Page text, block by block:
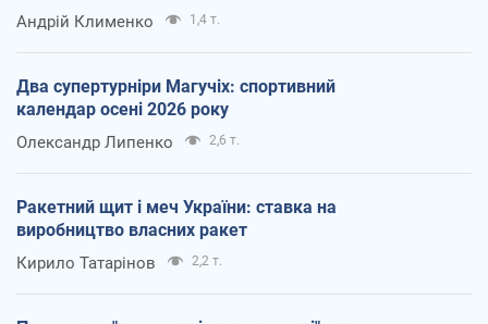
Андрій Клименко 1,4 т.
Два супертурніри Магучіх: спортивний
календар осені 2026 року
Олександр Липенко 2,6 т.
Ракетний щит і меч України: ставка на
виробництво власних ракет
Кирило Татарінов 2,2 т.